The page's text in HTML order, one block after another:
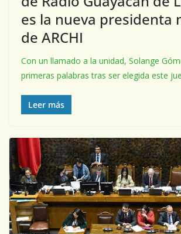
es la nueva presidenta
de ARCHI
Con un llamado a la unidad, Solange
primeras palabras tras ser elegida este
Leer más